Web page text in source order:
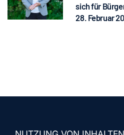
sich für
28. Februar